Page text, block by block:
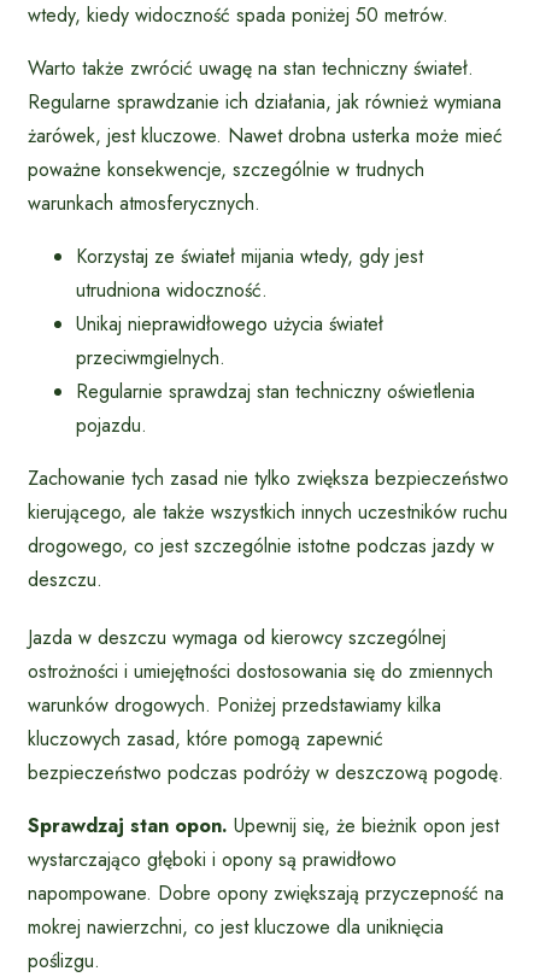
wtedy, kiedy widoczność spada poniżej 50 metrów.
Warto także zwrócić uwagę na stan techniczny świateł.
Regularne sprawdzanie ich działania, jak również wymiana
żarówek, jest kluczowe. Nawet drobna usterka może mieć
poważne konsekwencje, szczególnie w trudnych
warunkach atmosferycznych.
Korzystaj ze świateł mijania wtedy, gdy jest
utrudniona widoczność.
Unikaj nieprawidłowego użycia świateł
przeciwmgielnych.
Regularnie sprawdzaj stan techniczny oświetlenia
pojazdu.
Zachowanie tych zasad nie tylko zwiększa bezpieczeństwo
kierującego, ale także wszystkich innych uczestników ruchu
drogowego, co jest szczególnie istotne podczas jazdy w
deszczu.
Jazda w deszczu wymaga od kierowcy szczególnej
ostrożności i umiejętności dostosowania się do zmiennych
warunków drogowych. Poniżej przedstawiamy kilka
kluczowych zasad, które pomogą zapewnić
bezpieczeństwo podczas podróży w deszczową pogodę.
Sprawdzaj stan opon. Upewnij się, że bieżnik opon jest
wystarczająco głęboki i opony są prawidłowo
napompowane. Dobre opony zwiększają przyczepność na
mokrej nawierzchni, co jest kluczowe dla uniknięcia
poślizgu.